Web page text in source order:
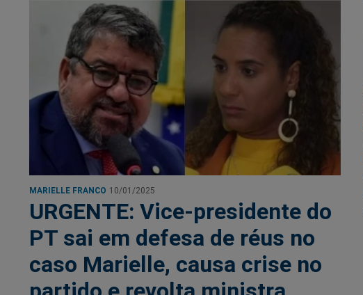
MARIELLE FRANCO 10/01/2025
URGENTE: Vice-presidente do
PT sai em defesa de réus no
caso Marielle, causa crise no